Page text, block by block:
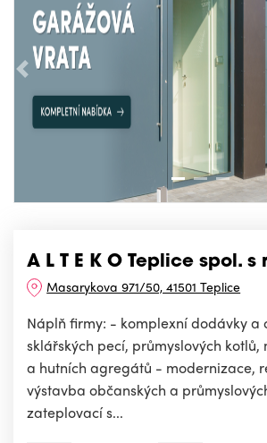
Předchozí
A L T E K O Teplice spol. s
Masarykova 971/50, 41501 Teplice
Náplň firmy: - komplexní dodávky a
sklářských pecí, průmyslových
a hutních agregátů - modernizace,
výstavba občanských a
zateplovací s...